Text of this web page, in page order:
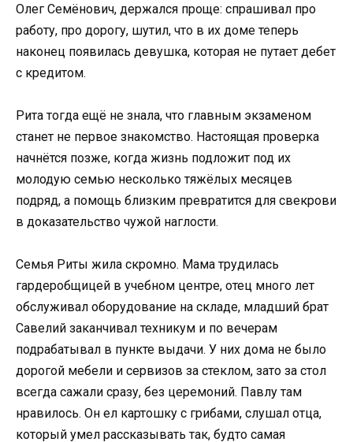
Олег Семёнович, держался проще: спрашивал про
работу, про дорогу, шутил, что в их доме теперь
наконец появилась девушка, которая не путает дебет
с кредитом.
Рита тогда ещё не знала, что главным экзаменом
станет не первое знакомство. Настоящая проверка
начнётся позже, когда жизнь подложит под их
молодую семью несколько тяжёлых месяцев
подряд, а помощь близким превратится для свекрови
в доказательство чужой наглости.
Семья Риты жила скромно. Мама трудилась
гардеробщицей в учебном центре, отец много лет
обслуживал оборудование на складе, младший брат
Савелий заканчивал техникум и по вечерам
подрабатывал в пункте выдачи. У них дома не было
дорогой мебели и сервизов за стеклом, зато за стол
всегда сажали сразу, без церемоний. Павлу там
нравилось. Он ел картошку с грибами, слушал отца,
который умел рассказывать так, будто самая